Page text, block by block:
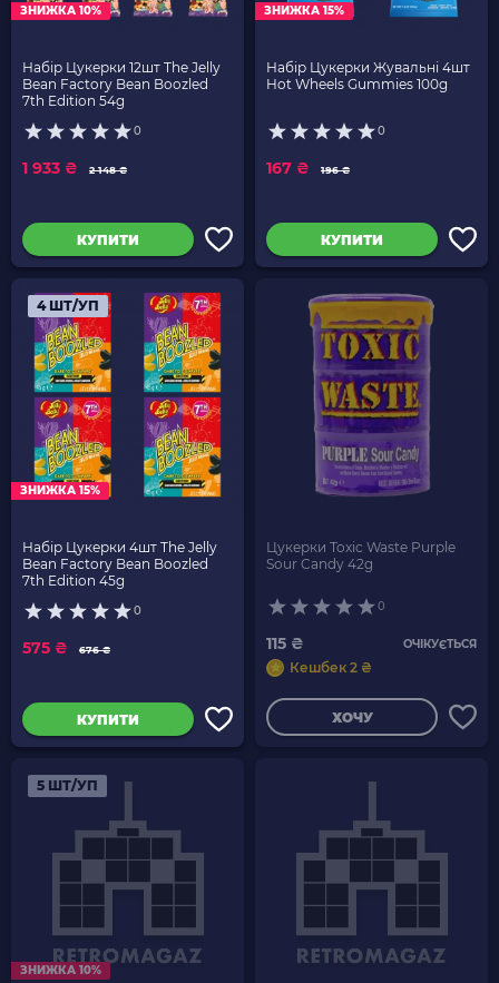
ЗНИЖКА 10%
Набір Цукерки 12шт The Jelly
Bean Factory Bean Boozled
7th Edition 54g
0
2 148 ₴
1 933 ₴
КУПИТИ
ЗНИЖКА 15%
Набір Цукерки Жувальні 4шт
Hot Wheels Gummies 100g
0
196 ₴
167 ₴
КУПИТИ
4 ШТ/УП
ЗНИЖКА 15%
Набір Цукерки 4шт The Jelly
Bean Factory Bean Boozled
7th Edition 45g
0
676 ₴
575 ₴
КУПИТИ
Цукерки Toxic Waste Purple
Sour Candy 42g
0
115 ₴ ОЧІКУЄТЬСЯ
Кешбек 2 ₴
ХОЧУ
5 ШТ/УП
ЗНИЖКА 10%